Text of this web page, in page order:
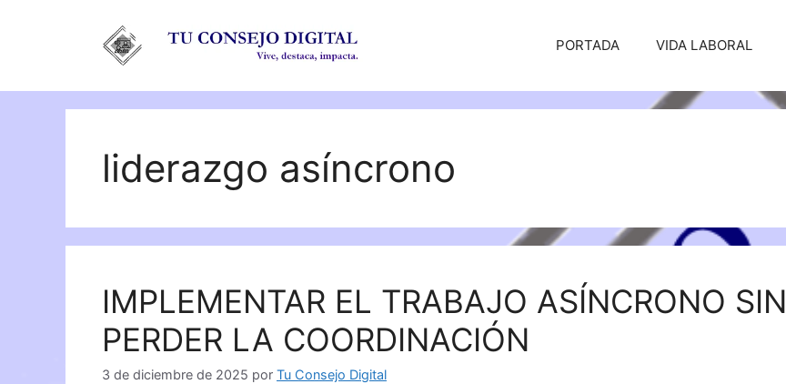
PORTADA VIDA LABORAL
liderazgo asíncrono
IMPLEMENTAR EL TRABAJO ASÍNCRONO SIN
PERDER LA COORDINACIÓN
3 de diciembre de 2025 por Tu Consejo Digital